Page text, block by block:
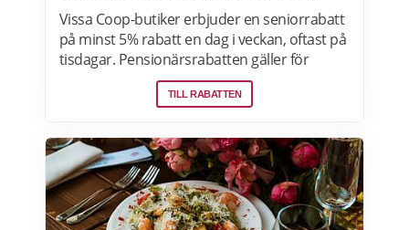
Vissa Coop-butiker erbjuder en seniorrabatt
på minst 5% rabatt en dag i veckan, oftast på
tisdagar. Pensionärsrabatten gäller för
medlemmar som är 65 år eller äldre enbart
vid köp i fysiska Coop-butiker. Rabatt ges på
din Coop-butik för mer information. Gäller
endast ordinarie priser och kan inte
kombineras med andra rabatter. Läs mer
om pensionärsrabatter på Coop här.
TILL RABATTEN